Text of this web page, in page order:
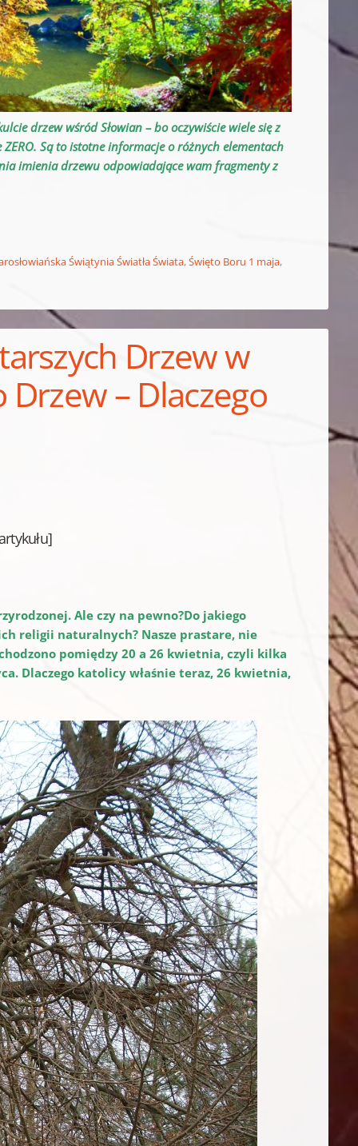
drzew wśród Słowian – bo oczywiście wiele się z
Są to istotne informacje o różnych elementach
imienia drzewu odpowiadające wam fragmenty z
Świątynia Światła Świata,Święto Boru 1 maja,
Drzew w
– Dlaczego
Ale czy na pewno?Do jakiego
religii naturalnych? Nasze prastare, nie
pomiędzy 20 a 26 kwietnia, czyli kilka
Dlaczego katolicy właśnie teraz, 26 kwietnia,